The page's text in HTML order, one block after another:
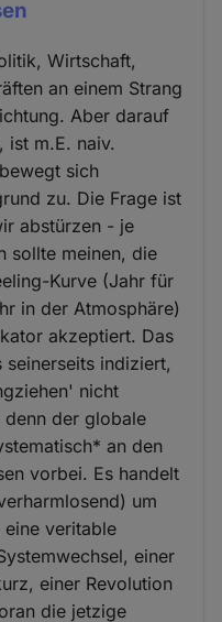
Wirtschaft,
an einem Strang
Aber darauf
ist m.E. naiv.
sich
zu. Die Frage ist
abstürzen - je
sollte meinen, die
Kurve (Jahr für
in der Atmosphäre)
akzeptiert. Das
indiziert,
nicht
der globale
an den
vorbei. Es handelt
um
eine veritable
einer
einer Revolution
die jetzige